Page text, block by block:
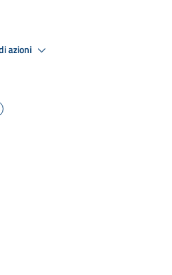
azioni